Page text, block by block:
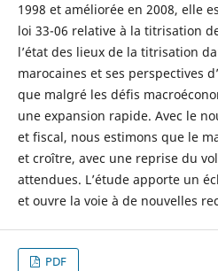
1998 et améliorée en 2008, elle
loi 33-06 relative à la titrisation
l’état des lieux de la titrisation
marocaines et ses perspectives
que malgré les défis
une expansion rapide. Avec le
et fiscal, nous estimons que le
et croître, avec une reprise du
attendues. L’étude apporte un
et ouvre la voie à de nouvelles
PDF